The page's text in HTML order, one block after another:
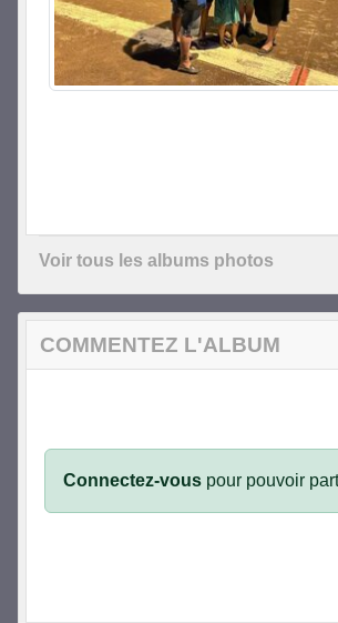
Voir tous les albums photos
COMMENTEZ L'ALBUM
Connectez-vous pour pouvoir